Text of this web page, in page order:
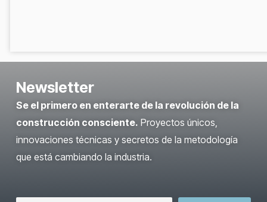
Newsletter
Se el primero en enterarte de la revolución de la
construcción consciente. Proyectos únicos,
innovaciones técnicas y secretos de la metodología
que está cambiando la industria.